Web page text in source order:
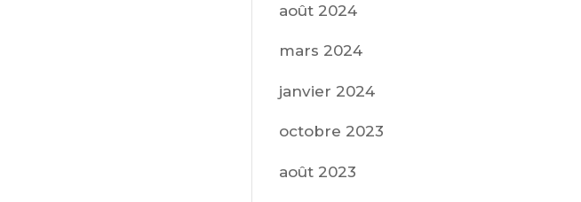
août 2024
mars 2024
janvier 2024
octobre 2023
août 2023